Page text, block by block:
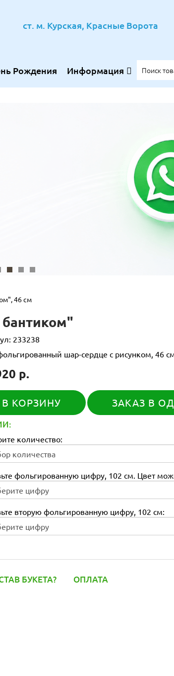
ст. м. Курская, Красные Ворота
Рождения Информация
46 см
233238
шар-сердце с рисунком, 46
р.
В КОРЗИНУ ЗАКАЗ В
количество:
фольгированную цифру, 102 см. Цвет
вторую фольгированную цифру, 102 см:
БУКЕТА? ОПЛАТА